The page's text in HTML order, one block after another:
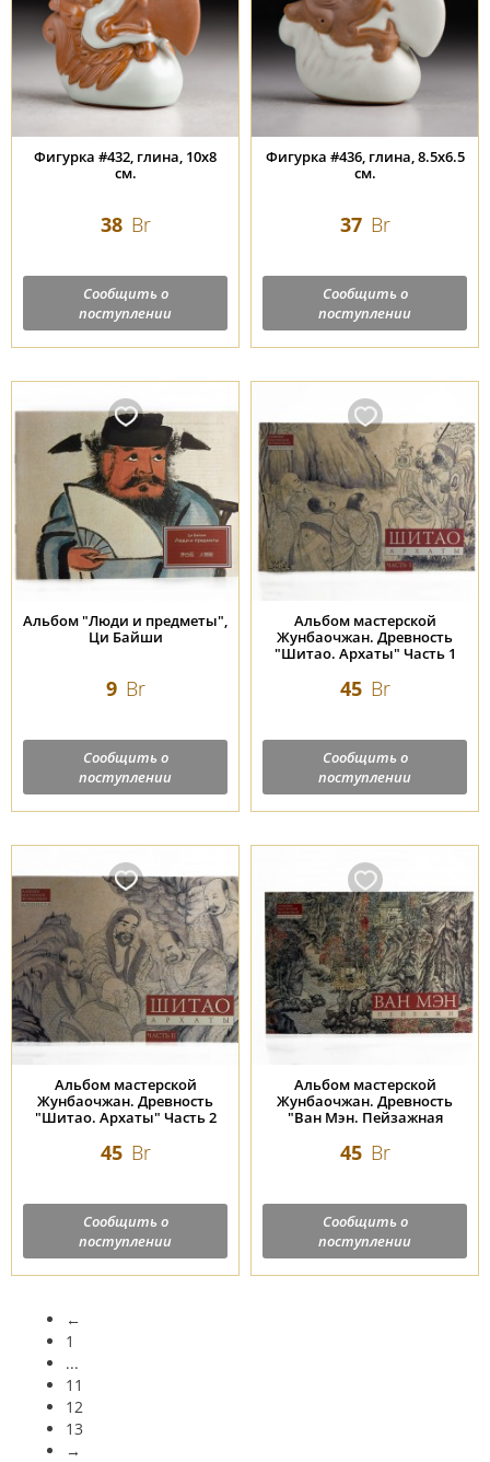
Фигурка #432, глина, 10х8
см.
38 Br
Сообщить о
поступлении
Фигурка #436, глина, 8.5х6.5
см.
37 Br
Сообщить о
поступлении
Альбом "Люди и предметы",
Ци Байши
9 Br
Сообщить о
поступлении
Альбом мастерской
Жунбаочжан. Древность
"Шитао. Архаты" Часть 1
45 Br
Сообщить о
поступлении
Альбом мастерской
Жунбаочжан. Древность
"Шитао. Архаты" Часть 2
45 Br
Сообщить о
поступлении
Альбом мастерской
Жунбаочжан. Древность
"Ван Мэн. Пейзажная
45 Br
Сообщить о
поступлении
←
1
...
11
12
13
→